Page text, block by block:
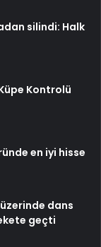
silindi: Halk
Kontrolü
en iyi hisse
dans
geçti